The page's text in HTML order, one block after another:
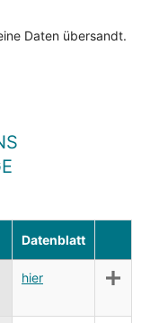
Daten übersandt.
Datenblatt
hier